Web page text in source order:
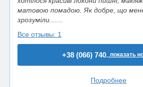
матовою помадою. Як добре, що
зрозуміли.......
Все отзывы: 1
+38 (066) 740..показать
Подробнее